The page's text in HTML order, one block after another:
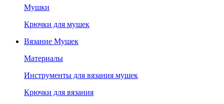
Мушки
Крючки для мушек
Вязание Мушек
Материалы
Инструменты для вязания мушек
Крючки для вязания